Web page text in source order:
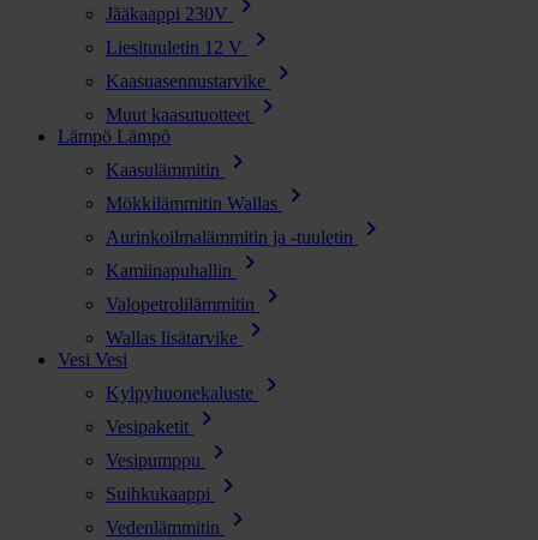
Jääkaappi 230V
Liesituuletin 12 V chevron_right
Kaasuasennustarvike chevron_right
Muut kaasutuotteet chevron_right
Lämpö Lämpö
Kaasulämmitin
chevron_right
Mökkilämmitin Wallas chevron_right
Aurinkoilmalämmitin ja -tuuletin chevron_right
Kamiinapuhallin chevron_right
Valopetrolilämmitin chevron_right
Wallas lisätarvike chevron_right
Vesi Vesi
Kylpyhuonekaluste
chevron_right
Vesipaketit chevron_right
Vesipumppu chevron_right
Suihkukaappi chevron_right
Vedenlämmitin chevron_right